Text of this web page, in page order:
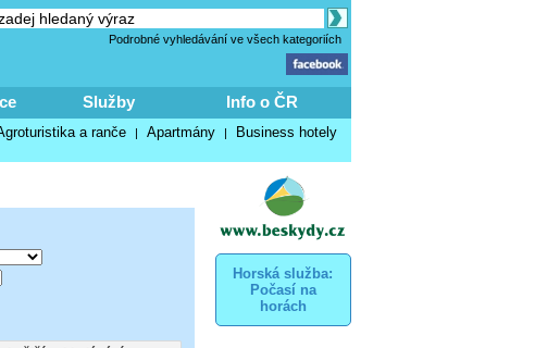
Podrobné vyhledávání ve všech kategoriích
Služby Info o ČR
a ranče | Apartmány | Business hotely
Horská služba:
Počasí na
horách